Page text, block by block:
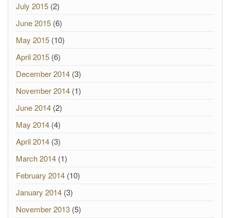
July 2015 (2)
June 2015 (6)
May 2015 (10)
April 2015 (6)
December 2014 (3)
November 2014 (1)
June 2014 (2)
May 2014 (4)
April 2014 (3)
March 2014 (1)
February 2014 (10)
January 2014 (3)
November 2013 (5)